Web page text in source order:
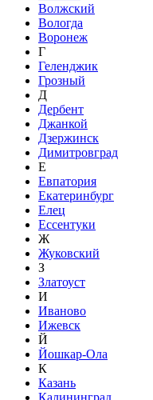
Волжский
Вологда
Воронеж
Г
Геленджик
Грозный
Д
Дербент
Джанкой
Дзержинск
Димитровград
Е
Евпатория
Екатеринбург
Елец
Ессентуки
Ж
Жуковский
З
Златоуст
И
Иваново
Ижевск
Й
Йошкар-Ола
К
Казань
Калининград